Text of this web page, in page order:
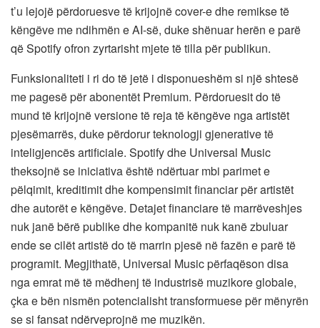
t’u lejojë përdoruesve të krijojnë cover-e dhe remikse të
këngëve me ndihmën e AI-së, duke shënuar herën e parë
që Spotify ofron zyrtarisht mjete të tilla për publikun.
Funksionaliteti i ri do të jetë i disponueshëm si një shtesë
me pagesë për abonentët Premium. Përdoruesit do të
mund të krijojnë versione të reja të këngëve nga artistët
pjesëmarrës, duke përdorur teknologji gjenerative të
inteligjencës artificiale. Spotify dhe Universal Music
theksojnë se iniciativa është ndërtuar mbi parimet e
pëlqimit, kreditimit dhe kompensimit financiar për artistët
dhe autorët e këngëve. Detajet financiare të marrëveshjes
nuk janë bërë publike dhe kompanitë nuk kanë zbuluar
ende se cilët artistë do të marrin pjesë në fazën e parë të
programit. Megjithatë, Universal Music përfaqëson disa
nga emrat më të mëdhenj të industrisë muzikore globale,
çka e bën nismën potencialisht transformuese për mënyrën
se si fansat ndërveprojnë me muzikën.